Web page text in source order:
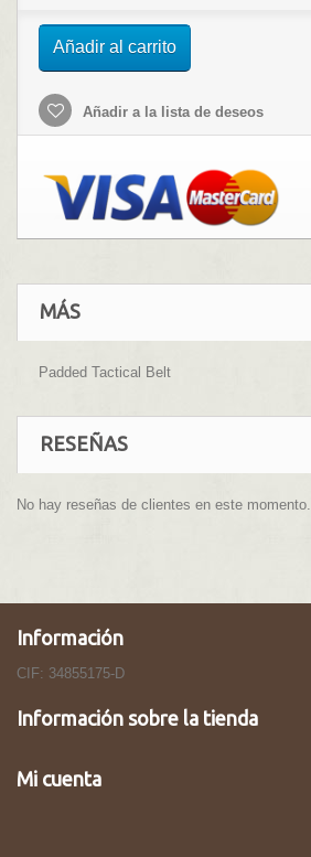
Añadir al carrito
Añadir a la lista de deseos
MÁS
Padded Tactical Belt
RESEÑAS
No hay reseñas de clientes en este momento.
Información
CIF: 34855175-D
Información sobre la tienda
Mi cuenta